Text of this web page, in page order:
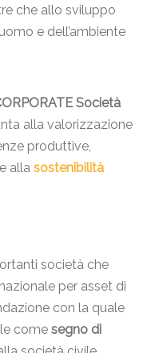
che allo sviluppo
e dell’ambiente
Società
alla valorizzazione
produttive,
alla sostenibilità
società che
per asset di
con la quale
come segno di